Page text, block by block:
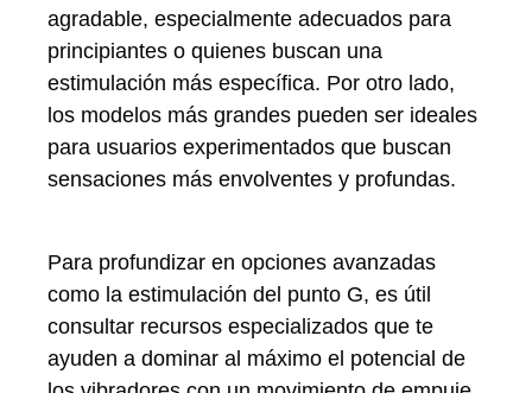
agradable, especialmente adecuados para
principiantes o quienes buscan una
estimulación más específica. Por otro lado,
los modelos más grandes pueden ser ideales
para usuarios experimentados que buscan
sensaciones más envolventes y profundas.
Para profundizar en opciones avanzadas
como la estimulación del punto G, es útil
consultar recursos especializados que te
ayuden a dominar al máximo el potencial de